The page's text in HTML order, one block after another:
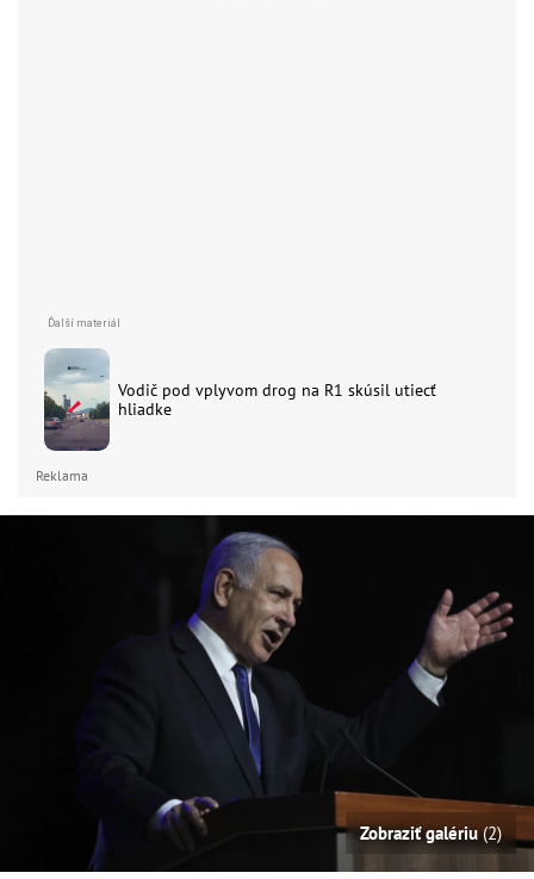
Vodič pod vplyvom drog na R1 skúsil utiecť
hliadke
Reklama
Zobraziť galériu(2)